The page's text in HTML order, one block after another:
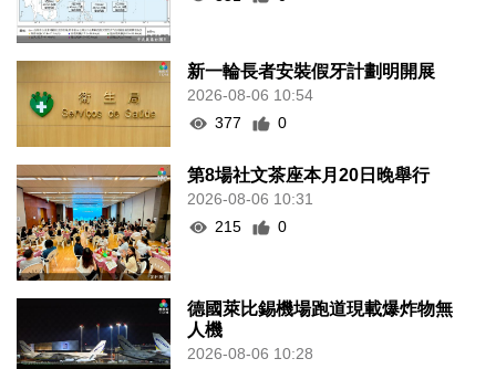
新一輪長者安裝假牙計劃明開展
2026-08-06 10:54
377
0
第8場社文茶座本月20日晚舉行
2026-08-06 10:31
215
0
德國萊比錫機場跑道現載爆炸物無
人機
2026-08-06 10:28